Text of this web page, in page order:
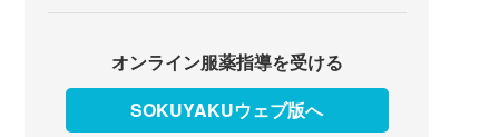
オンライン服薬指導を受ける
SOKUYAKUウェブ版へ